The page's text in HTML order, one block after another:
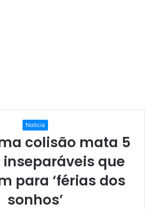
Noticia
colisão mata 5
que
para ‘férias dos
sonhos’